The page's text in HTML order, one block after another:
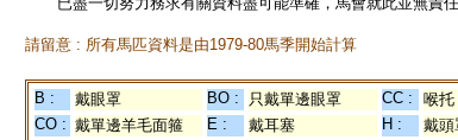
請留意 : 所有馬匹資料是由1979-80馬季開始計算
B : 戴眼罩 BO : 只戴單邊眼罩 CC : 喉托
CO : 戴單邊羊毛面箍 E : 戴耳塞 H : 戴頭